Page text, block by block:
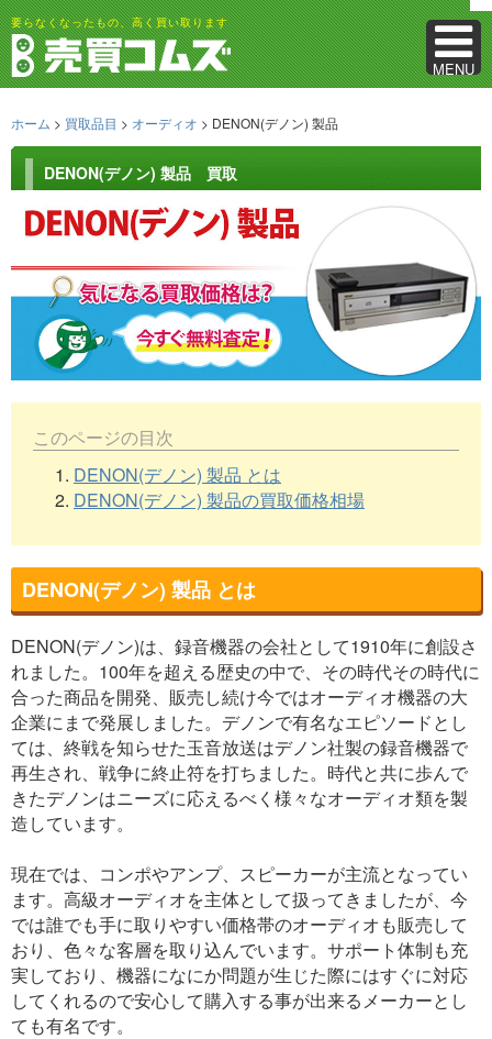
MENU
要らなくなったもの、高く買い取ります
ホーム > 買取品目 > オーディオ > DENON(デノン) 製品
DENON(デノン) 製品 買取
このページの目次
1. DENON(デノン) 製品 とは
2. DENON(デノン) 製品の買取価格相場
DENON(デノン) 製品 とは
DENON(デノン)は、録音機器の会社として1910年に創設さ
れました。100年を超える歴史の中で、その時代その時代に
合った商品を開発、販売し続け今ではオーディオ機器の大
企業にまで発展しました。デノンで有名なエピソードとし
ては、終戦を知らせた玉音放送はデノン社製の録音機器で
再生され、戦争に終止符を打ちました。時代と共に歩んで
きたデノンはニーズに応えるべく様々なオーディオ類を製
造しています。
現在では、コンポやアンプ、スピーカーが主流となってい
ます。高級オーディオを主体として扱ってきましたが、今
では誰でも手に取りやすい価格帯のオーディオも販売して
おり、色々な客層を取り込んでいます。サポート体制も充
実しており、機器になにか問題が生じた際にはすぐに対応
してくれるので安心して購入する事が出来るメーカーとし
ても有名です。